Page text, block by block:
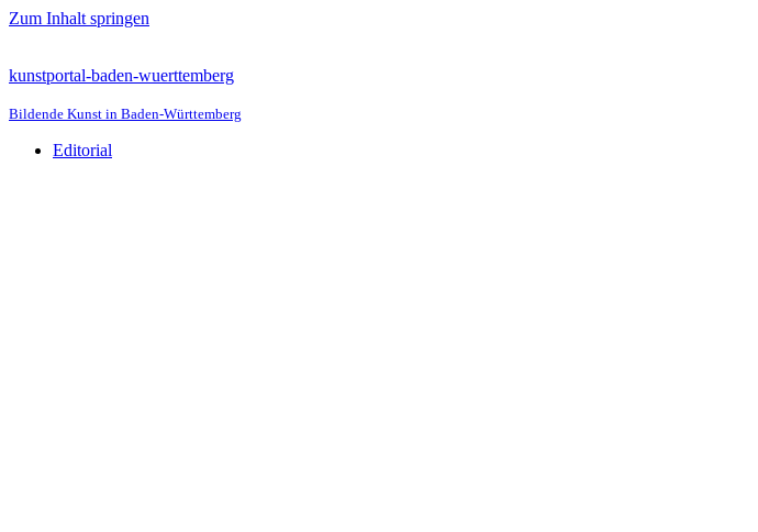
Zum Inhalt springen
kunstportal-baden-wuerttemberg
Bildende Kunst in Baden-Württemberg
Editorial